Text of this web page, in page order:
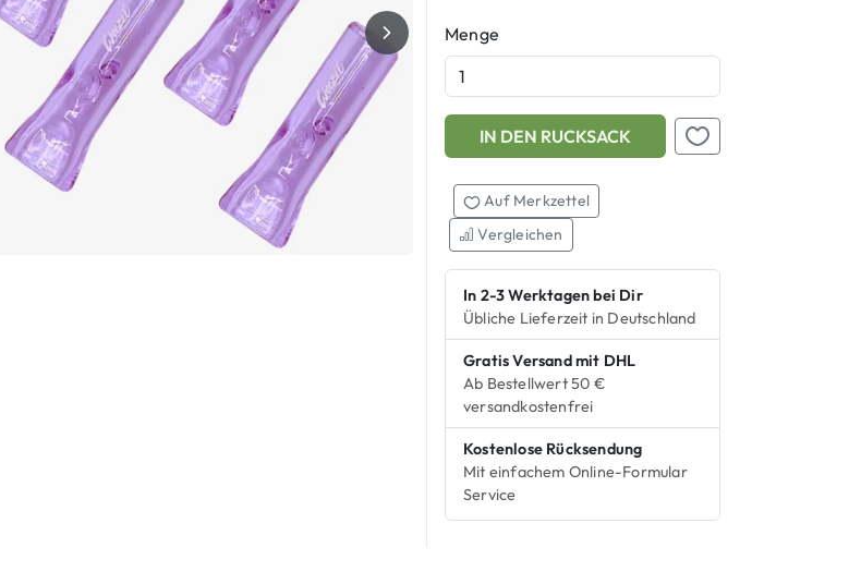
Menge
IN DEN RUCKSACK
Add this product to your shopping cart
Auf Merkzettel setzen
Auf Merkzettel
Vergleichen
In 2-3 Werktagen bei Dir
Übliche Lieferzeit in Deutschland
Gratis Versand mit DHL
Ab Bestellwert 50 €
versandkostenfrei
Kostenlose Rücksendung
Mit einfachem Online-Formular
Service